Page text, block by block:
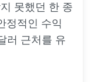
못했던 한 종
정적인 수익
러 근처를 유